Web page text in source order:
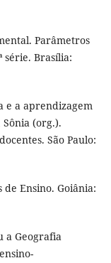
Parâmetros
série. Brasília:
e a aprendizagem
Sônia (org.).
São Paulo:
de Ensino. Goiânia:
a Geografia